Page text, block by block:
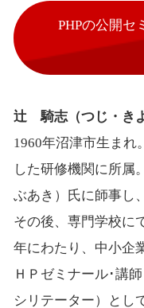
PHPの公開セ
辻 騎志（つじ・きよ
1960年沼津市生まれ
した研修機関に所属
ぶあき）氏に師事し
その後、専門学校に
年にわたり、中小企
ＨＰゼミナール･講
シリテーター）とし